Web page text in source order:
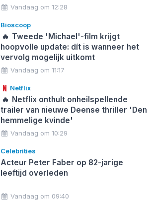
Vandaag om 12:28
Bioscoop
🔥 Tweede 'Michael'-film krijgt
hoopvolle update: dít is wanneer het
vervolg mogelijk uitkomt
Vandaag om 11:17
Netflix
🔥 Netflix onthult onheilspellende
trailer van nieuwe Deense thriller 'Den
hemmelige kvinde'
Vandaag om 10:29
Celebrities
Acteur Peter Faber op 82-jarige
leeftijd overleden
Vandaag om 09:40